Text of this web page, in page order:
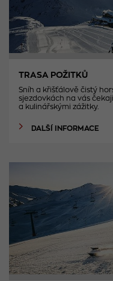
TRASA POŽITKŮ
Sníh a křišťálově čistý
sjezdovkách na vás
a kulinářskými zážitky.
DALŠÍ INFORMACE